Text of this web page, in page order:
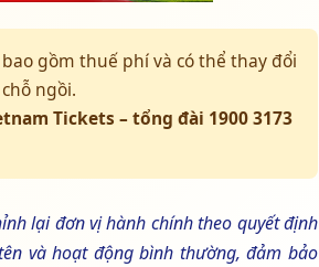
gồm thuế phí và có thể thay đổi
ngồi.
Tickets – tổng đài 1900 3173
lại đơn vị hành chính theo quyết định
và hoạt động bình thường, đảm bảo